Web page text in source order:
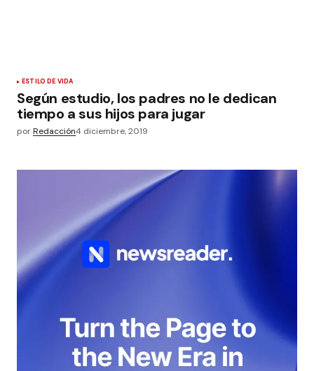
ESTILO DE VIDA
Según estudio, los padres no le dedican
tiempo a sus hijos para jugar
porRedacción4 diciembre, 2019